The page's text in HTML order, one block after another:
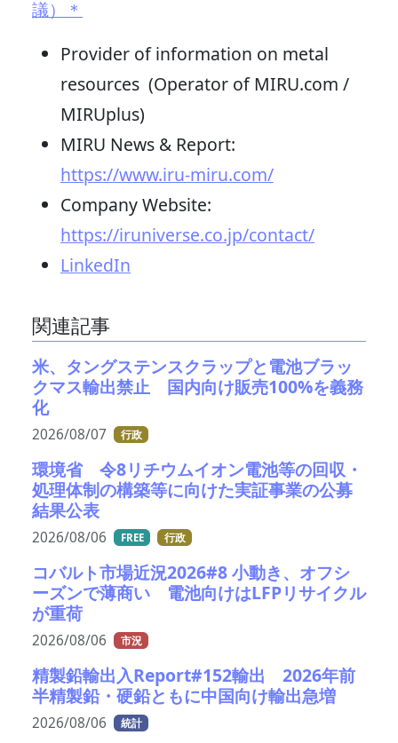
議）＊
Provider of information on metal
resources (Operator of MIRU.com /
MIRUplus)
MIRU News & Report:
https://www.iru-miru.com/
Company Website:
https://iruniverse.co.jp/contact/
LinkedIn
関連記事
米、タングステンスクラップと電池ブラッ
クマス輸出禁止 国内向け販売100%を義務
化
2026/08/07 行政
環境省 令8リチウムイオン電池等の回収・
処理体制の構築等に向けた実証事業の公募
結果公表
2026/08/06 FREE 行政
コバルト市場近況2026#8 小動き、オフシ
ーズンで薄商い 電池向けはLFPリサイクル
が重荷
2026/08/06 市況
精製鉛輸出入Report#152輸出 2026年前
半精製鉛・硬鉛ともに中国向け輸出急増
2026/08/06 統計